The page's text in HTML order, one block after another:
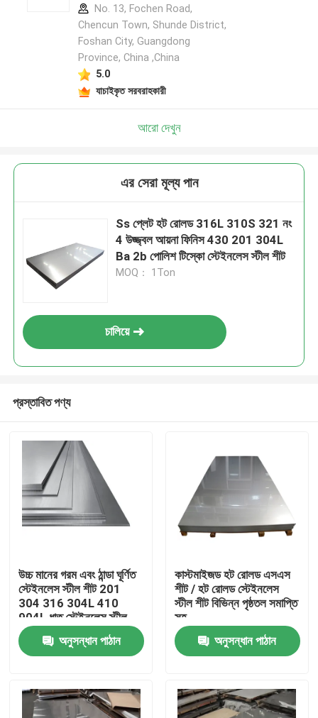
বাড়ি
ভিডিও
No. 13, Fochen Road,
Chencun Town, Shunde District,
Foshan City, Guangdong
Province, China ,China
5.0
যাচাইকৃত সরবরাহকারী
আরো দেখুন
এর সেরা মূল্য পান
Ss প্লেট হট রোলড 316L 310S 321 নং
4 উজ্জ্বল আয়না ফিনিস 430 201 304L
Ba 2b পোলিশ টিস্কো স্টেইনলেস স্টীল শীট
MOQ： 1Ton
চালিয়ে
প্রস্তাবিত পণ্য
উচ্চ মানের গরম এবং ঠান্ডা ঘূর্ণিত
স্টেইনলেস স্টীল শীট 201
304 316 304L 410
904L ধাতু স্টেইনলেস স্টীল
প্লেট
অনুসন্ধান পাঠান
কাস্টমাইজড হট রোলড এসএস
শীট / হট রোলড স্টেইনলেস
স্টীল শীট বিভিন্ন পৃষ্ঠতল সমাপ্তি
সহ
অনুসন্ধান পাঠান